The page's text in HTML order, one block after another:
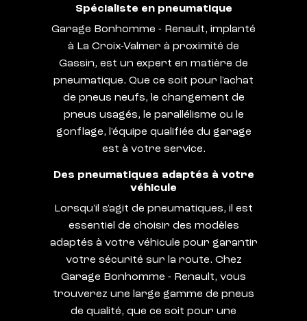
Spécialiste en pneumatique
Garage Bonhomme - Renault, implanté
à La Croix-Valmer à proximité de
Gassin, est un expert en matière de
pneumatique. Que ce soit pour l'achat
de pneus neufs, le changement de
pneus usagés, le parallélisme ou le
gonflage, l'équipe qualifiée du garage
est à votre service.
Des pneumatiques adaptés à votre
véhicule
Lorsqu'il s'agit de pneumatiques, il est
essentiel de choisir des modèles
adaptés à votre véhicule pour garantir
votre sécurité sur la route. Chez
Garage Bonhomme - Renault, vous
trouverez une large gamme de pneus
de qualité, que ce soit pour une